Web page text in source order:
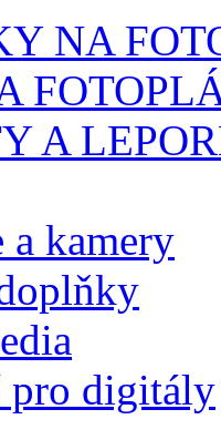
NA
A
kamery
pro digitály